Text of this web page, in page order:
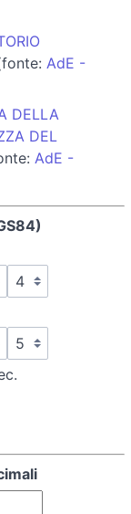
AdE -
DELLA
DEL
AdE -